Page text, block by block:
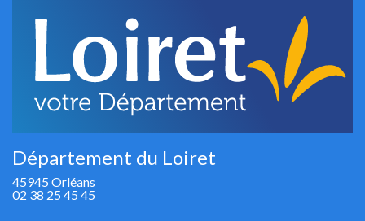
Département du Loiret
45945 Orléans
02 38 25 45 45